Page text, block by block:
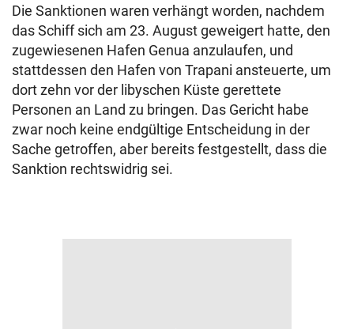
Die Sanktionen waren verhängt worden, nachdem
das Schiff sich am 23. August geweigert hatte, den
zugewiesenen Hafen Genua anzulaufen, und
stattdessen den Hafen von Trapani ansteuerte, um
dort zehn vor der libyschen Küste gerettete
Personen an Land zu bringen. Das Gericht habe
zwar noch keine endgültige Entscheidung in der
Sache getroffen, aber bereits festgestellt, dass die
Sanktion rechtswidrig sei.